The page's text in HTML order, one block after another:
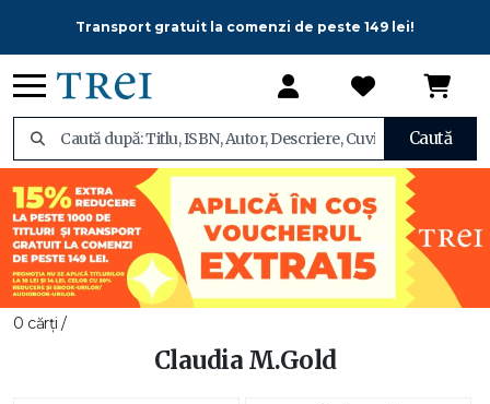
Transport gratuit la comenzi de peste 149 lei!
Caută
0 cărți /
Claudia M.Gold